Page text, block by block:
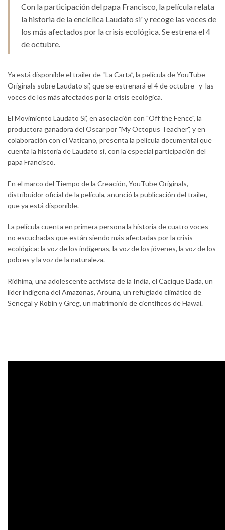
Con la participación del papa Francisco, la película relata
la historia de la encíclica Laudato si' y recoge las voces de
los más afectados por la crisis ecológica. Se estrena el 4
de octubre.
Ya está disponible el trailer de “La Carta”, la película de YouTube
Originals sobre Laudato si’, que se estrenará el 4 de octubre y las
voces de los más afectados por la crisis ecológica.
El Movimiento Laudato Si’, en asociación con "Off the Fence", la
productora ganadora del Oscar por "My Octopus Teacher", y en
colaboración con el Vaticano, presenta la película documental que
cuenta la historia de Laudato si’, con la especial participación del
papa Francisco.
En el marco del Tiempo de la Creación, YouTube Originals,
distribuidor oficial de la película, anunció la publicación del trailer,
que ya está disponible.
La película cuenta en primera persona la historia de cuatro voces
no escuchadas que están siendo más afectadas por la crisis
ecológica: la voz de los indígenas, la voz de los jóvenes, la voz de los
pobres y la voz de la naturaleza.
Ridhima, una adolescente activista de la India, el Cacique Dada, un
líder indígena del Amazonas, Arouna, un refugiado climático de
Senegal y Robin y Greg, un matrimonio de científicos de Hawai.